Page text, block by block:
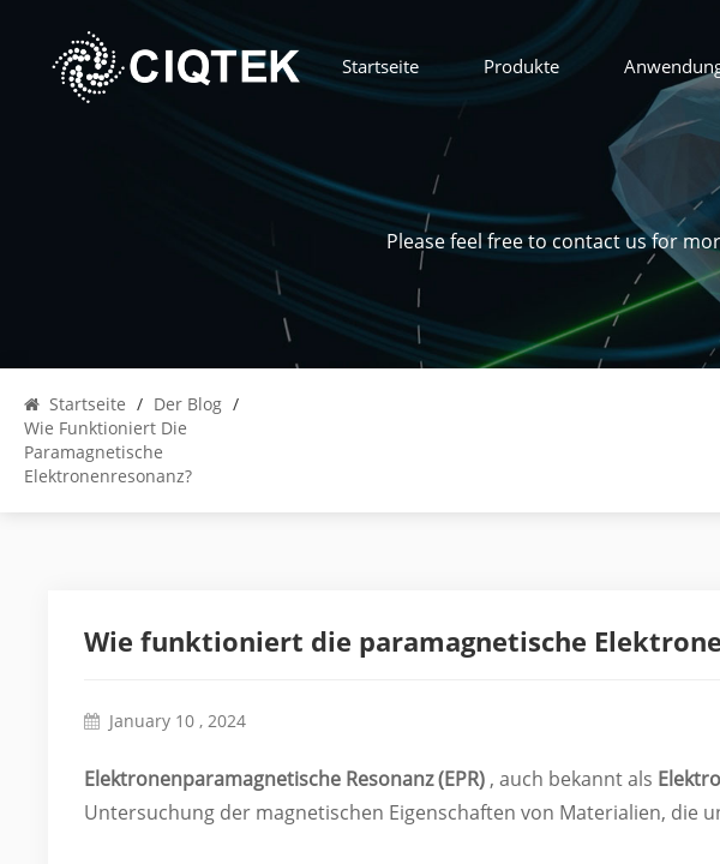
Startseite Produkte
Please feel free to contact us for
Startseite / Der Blog /
Wie Funktioniert Die
Paramagnetische
Elektronenresonanz?
Wie funktioniert die paramagnetische
January 10 , 2024
Elektronenparamagnetische Resonanz (EPR) , auch bekannt als
Untersuchung der magnetischen Eigenschaften von Materialien, die